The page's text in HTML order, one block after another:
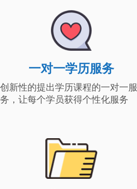
一对一学历服务
创新性的提出学历课程的一对一服
务，让每个学员获得个性化服务